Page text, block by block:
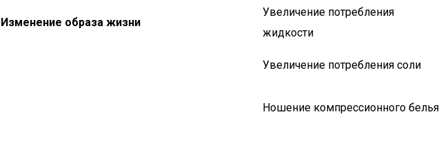
Изменение образа жизни
Увеличение потребления
жидкости
Увеличение потребления соли
Ношение компрессионного белья